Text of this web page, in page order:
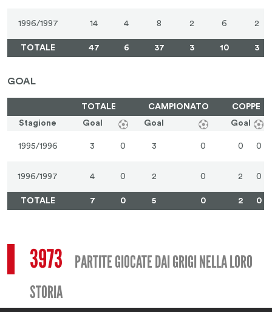
1996/1997 14 4 8 2 6 2
TOTALE 47 6 37 3 10 3
GOAL
TOTALE CAMPIONATO
COPPE
Stagione
Goal Goal Goal
1995/1996 3 0 3 0 0 0
1996/1997 4 0 2 0 2 0
TOTALE 7 0 5 0 2 0
3973 PARTITE GIOCATE DAI GRIGI NELLA LORO
STORIA